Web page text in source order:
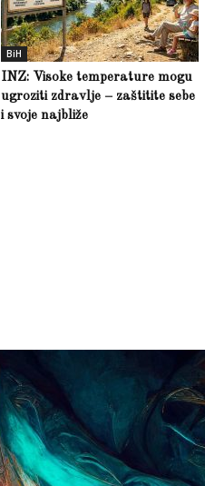
BiH
INZ: Visoke temperature mogu
ugroziti zdravlje – zaštitite sebe
i svoje najbliže